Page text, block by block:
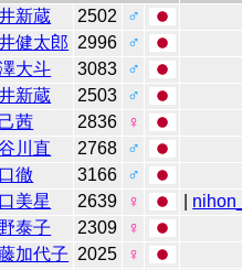
新蔵 2502
♂
健太郎 2996
♂
大斗 3083
♂
新蔵 2503
♂
茜 2836
♀
川直 2768
♂
徹 3166
♂
美星 2639 ♀
泰子 2309
♀
加代子 2025
♀